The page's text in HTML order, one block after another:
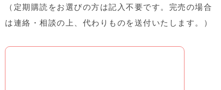
（定期購読をお選びの方は記入不要です。完売の場合
は連絡・相談の上、代わりものを送付いたします。）